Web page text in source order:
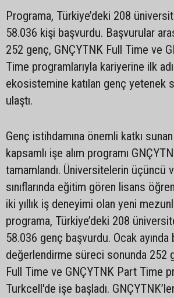
Programa, Türkiye’deki 208
58.036 kişi başvurdu. Başvurular
252 genç, GNÇYTNK Full Time ve
Time programlarıyla kariyerine ilk
ekosistemine katılan genç yetenek
ulaştı.
Genç istihdamına önemli katkı
kapsamlı işe alım programı
tamamlandı. Üniversitelerin üçüncü
sınıflarında eğitim gören lisans
iki yıllık iş deneyimi olan yeni
programa, Türkiye’deki 208
58.036 genç başvurdu. Ocak ayında
değerlendirme süreci sonunda 252
Full Time ve GNÇYTNK Part Time
Turkcell'de işe başladı.